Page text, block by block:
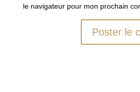
le navigateur pour mon prochain